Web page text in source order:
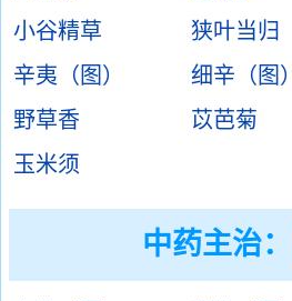
小谷精草
狭叶当归
辛夷（图）
细辛（图）
野草香
苡芭菊
玉米须
中药主治：